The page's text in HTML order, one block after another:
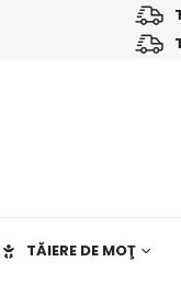
TĂIERE DE MOŢ